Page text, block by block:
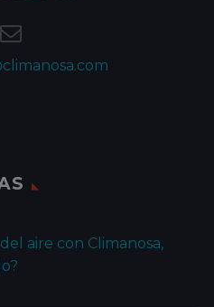


aire con Climanosa,